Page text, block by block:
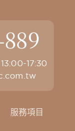
17:30
服務項目